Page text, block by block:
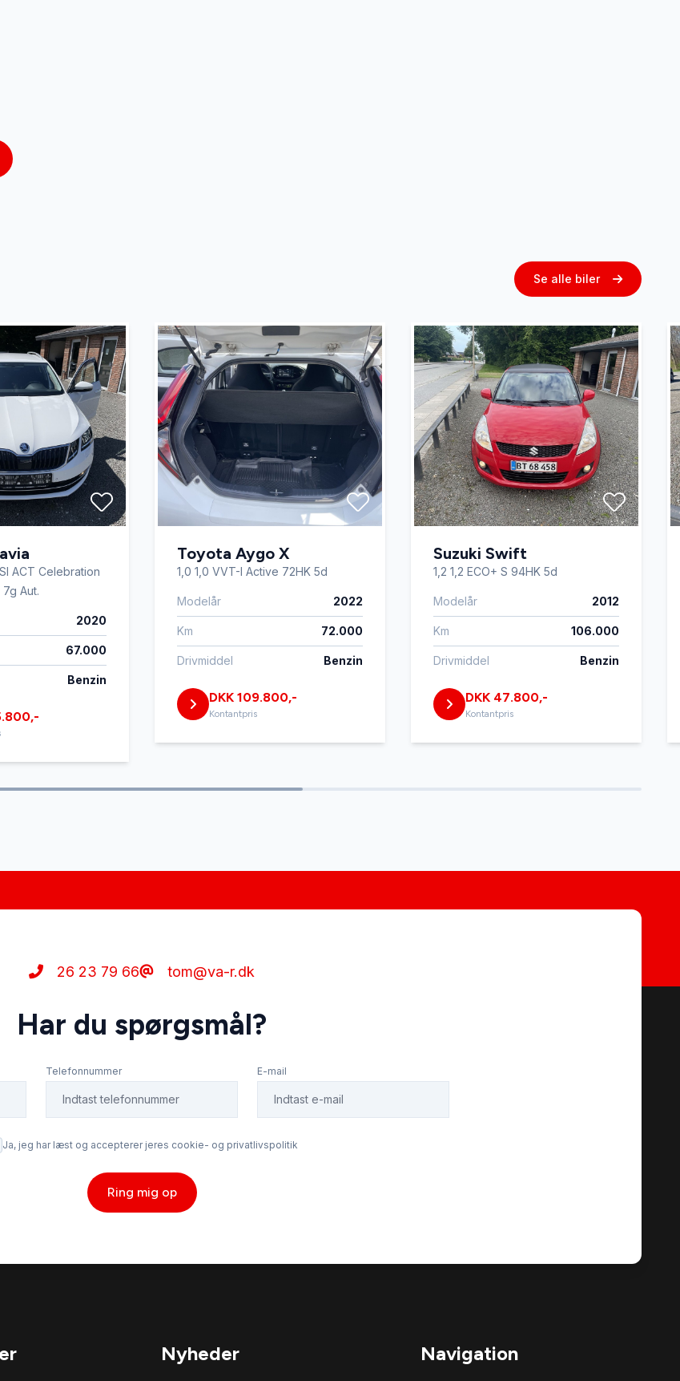
Se alle biler
ACT Celebration
7g Aut.
2020
67.000
Benzin
Toyota Aygo X
1,0 1,0 VVT-I Active 72HK 5d
Modelår 2022
Km 72.000
Drivmiddel Benzin
DKK 109.800,-
Kontantpris
Suzuki Swift
1,2 1,2 ECO+ S 94HK 5d
Modelår 2012
Km 106.000
Drivmiddel Benzin
DKK 47.800,-
Kontantpris
26 23 79 66 tom@va-r.dk
Har du spørgsmål?
Telefonnummer E-mail
Ja, jeg har læst og accepterer jeres cookie- og privatlivspolitik
Ring mig op
Nyheder Navigation